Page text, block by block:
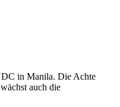
in Manila. Die Achte
auch die